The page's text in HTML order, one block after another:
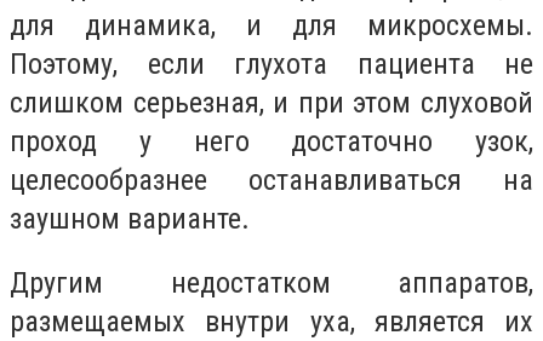
для динамика, и для микросхемы.
Поэтому, если глухота пациента не
слишком серьезная, и при этом слуховой
проход у него достаточно узок,
целесообразнее останавливаться на
заушном варианте.
Другим недостатком аппаратов,
размещаемых внутри уха, является их